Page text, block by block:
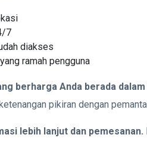
7
diakses
ramah pengguna
berharga Anda berada
pikiran dengan
lebih lanjut dan pemesanan.